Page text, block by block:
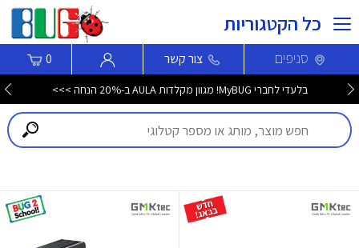
כל הקטגוריות
סניפים צור קשר 0
בלעדי לחברי MyBUG! מגוון מקלדות AULA ב-20% הנחה >>>